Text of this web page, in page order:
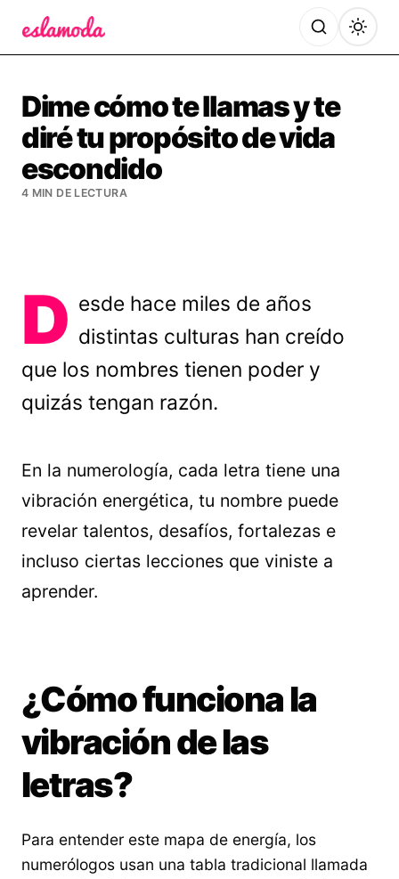
Dime cómo te llamas y te
diré tu propósito de vida
escondido
4 MIN DE LECTURA
D esde hace miles de años
distintas culturas han creído
que los nombres tienen poder y
quizás tengan razón.
En la numerología, cada letra tiene una
vibración energética, tu nombre puede
revelar talentos, desafíos, fortalezas e
incluso ciertas lecciones que viniste a
aprender.
¿Cómo funciona la
vibración de las
letras?
Para entender este mapa de energía, los
numerólogos usan una tabla tradicional llamada